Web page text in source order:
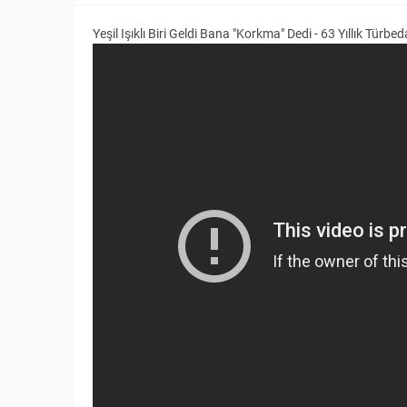
Yeşil Işıklı Biri Geldi Bana "Korkma" Dedi - 63 Yıllık